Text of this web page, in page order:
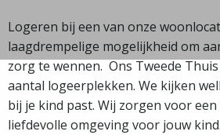
Logeren bij een van onze
laagdrempelige mogelijkheid om
zorg te wennen. Ons Tweede
aantal logeerplekken. We kijken
bij je kind past. Wij zorgen voor
liefdevolle omgeving voor jouw